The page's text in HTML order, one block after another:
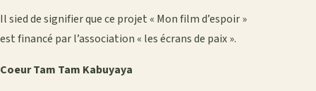
Il sied de signifier que ce projet « Mon film d’espoir »
est financé par l’association « les écrans de paix ».
Coeur Tam Tam Kabuyaya